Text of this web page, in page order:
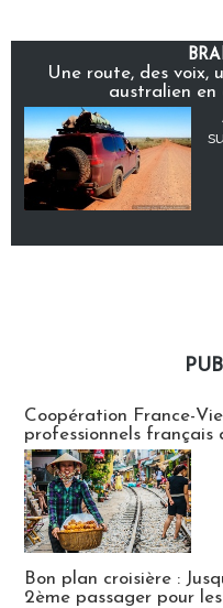
Une route, des voix,
australien en
Coopération France-
professionnels français
Bon plan croisière :
2ème passager pour